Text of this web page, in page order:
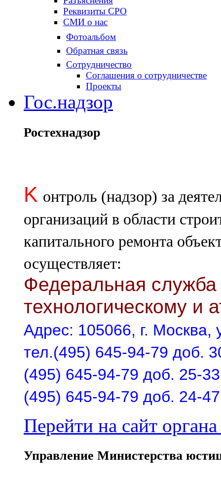
Реквизиты СРО
СМИ о нас
Фотоальбом
Обратная связь
Сотрудничество
Соглашения о сотрудничестве
Проекты
Гос.надзор
Ростехнадзор
K онтроль (надзор) за
организаций в области
капитального ремонта
осуществляет:
Федеральная служба
технологическому и
Адрес: 105066, г. Москва,
тел.(495) 645-94-79 доб.
(495) 645-94-79 доб. 25-33
(495) 645-94-79 доб. 24-47
Перейти на сайт
Управление Министерства